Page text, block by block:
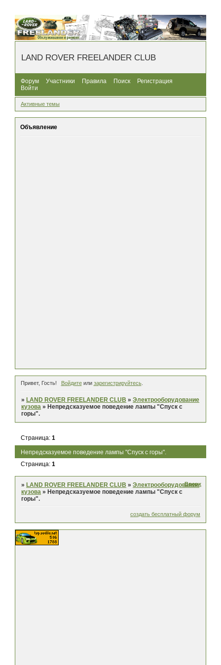
LAND ROVER FREELANDER CLUB
Форум Участники Правила Поиск
Регистрация
Войти
Активные темы
Объявление
Привет, Гость! Войдитеили зарегистрируйтесь.
» LAND ROVER FREELANDER CLUB »Электрооборудование
кузова » Непредсказуемое поведение лампы "Спуск с
горы".
Непредсказуемое поведение лампы "Спуск с горы".
Страница:1
Страница:1
»LAND ROVER FREELANDER CLUB »Электрооборудование
кузова »Непредсказуемое поведение лампы "Спуск с
горы".
Вверх
создать бесплатный форум